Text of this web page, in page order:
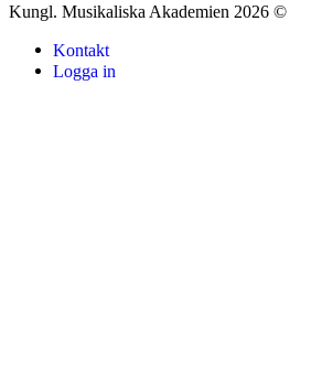
Kungl. Musikaliska Akademien 2026 ©
Kontakt
Logga in